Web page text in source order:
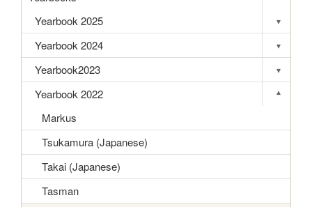
Yearbook 2025 ▾
Toggle
Yearbook 2024 ▾
Toggle
Yearbook2023 ▾
Toggle
Yearbook 2022 ▾
Markus
Tsukamura (Japanese)
Takai (Japanese)
Tasman